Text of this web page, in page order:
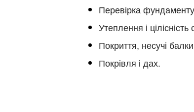
Перевірка
Утеплення і цілісність
Покриття, несучі
Покрівля і дах.